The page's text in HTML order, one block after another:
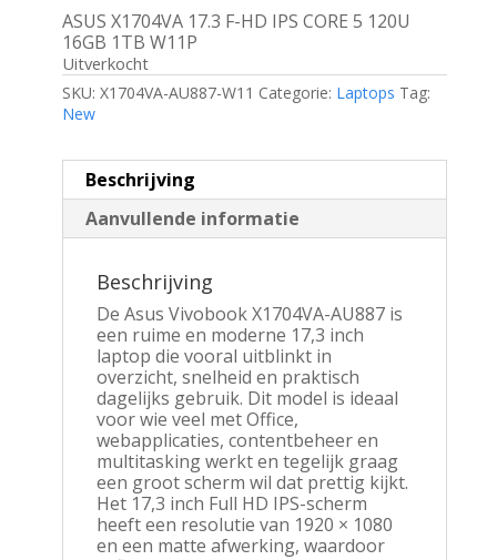
ASUS X1704VA 17.3 F-HD IPS CORE 5 120U
16GB 1TB W11P
Uitverkocht
SKU: X1704VA-AU887-W11 Categorie: Laptops Tag:
New
Beschrijving
Aanvullende informatie
Beschrijving
De Asus Vivobook X1704VA-AU887 is
een ruime en moderne 17,3 inch
laptop die vooral uitblinkt in
overzicht, snelheid en praktisch
dagelijks gebruik. Dit model is ideaal
voor wie veel met Office,
webapplicaties, contentbeheer en
multitasking werkt en tegelijk graag
een groot scherm wil dat prettig kijkt.
Het 17,3 inch Full HD IPS-scherm
heeft een resolutie van 1920 × 1080
en een matte afwerking, waardoor